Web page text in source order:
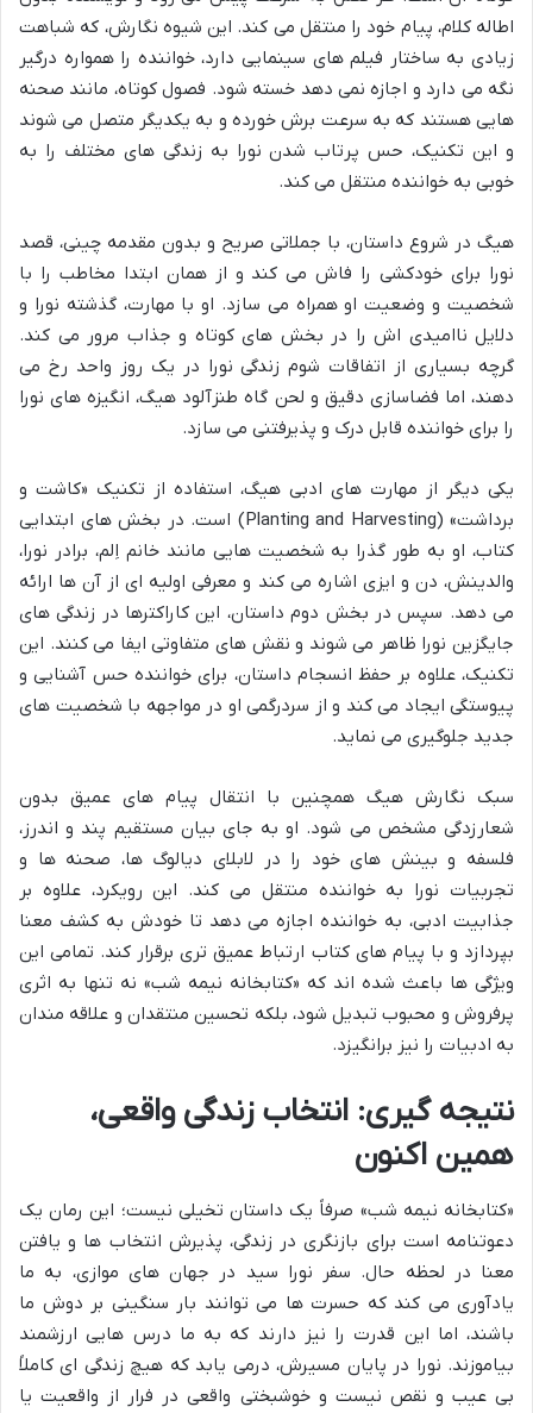
اطاله کلام، پیام خود را منتقل می کند. این شیوه نگارش، که شباهت
زیادی به ساختار فیلم های سینمایی دارد، خواننده را همواره درگیر
نگه می دارد و اجازه نمی دهد خسته شود. فصول کوتاه، مانند صحنه
هایی هستند که به سرعت برش خورده و به یکدیگر متصل می شوند
و این تکنیک، حس پرتاب شدن نورا به زندگی های مختلف را به
خوبی به خواننده منتقل می کند.
هیگ در شروع داستان، با جملاتی صریح و بدون مقدمه چینی، قصد
نورا برای خودکشی را فاش می کند و از همان ابتدا مخاطب را با
شخصیت و وضعیت او همراه می سازد. او با مهارت، گذشته نورا و
دلایل ناامیدی اش را در بخش های کوتاه و جذاب مرور می کند.
گرچه بسیاری از اتفاقات شوم زندگی نورا در یک روز واحد رخ می
دهند، اما فضاسازی دقیق و لحن گاه طنزآلود هیگ، انگیزه های نورا
را برای خواننده قابل درک و پذیرفتنی می سازد.
یکی دیگر از مهارت های ادبی هیگ، استفاده از تکنیک «کاشت و
برداشت» (Planting and Harvesting) است. در بخش های ابتدایی
کتاب، او به طور گذرا به شخصیت هایی مانند خانم اِلم، برادر نورا،
والدینش، دن و ایزی اشاره می کند و معرفی اولیه ای از آن ها ارائه
می دهد. سپس در بخش دوم داستان، این کاراکترها در زندگی های
جایگزین نورا ظاهر می شوند و نقش های متفاوتی ایفا می کنند. این
تکنیک، علاوه بر حفظ انسجام داستان، برای خواننده حس آشنایی و
پیوستگی ایجاد می کند و از سردرگمی او در مواجهه با شخصیت های
جدید جلوگیری می نماید.
سبک نگارش هیگ همچنین با انتقال پیام های عمیق بدون
شعارزدگی مشخص می شود. او به جای بیان مستقیم پند و اندرز،
فلسفه و بینش های خود را در لابلای دیالوگ ها، صحنه ها و
تجربیات نورا به خواننده منتقل می کند. این رویکرد، علاوه بر
جذابیت ادبی، به خواننده اجازه می دهد تا خودش به کشف معنا
بپردازد و با پیام های کتاب ارتباط عمیق تری برقرار کند. تمامی این
ویژگی ها باعث شده اند که «کتابخانه نیمه شب» نه تنها به اثری
پرفروش و محبوب تبدیل شود، بلکه تحسین منتقدان و علاقه مندان
به ادبیات را نیز برانگیزد.
نتیجه گیری: انتخاب زندگی واقعی،
همین اکنون
«کتابخانه نیمه شب» صرفاً یک داستان تخیلی نیست؛ این رمان یک
دعوتنامه است برای بازنگری در زندگی، پذیرش انتخاب ها و یافتن
معنا در لحظه حال. سفر نورا سید در جهان های موازی، به ما
یادآوری می کند که حسرت ها می توانند بار سنگینی بر دوش ما
باشند، اما این قدرت را نیز دارند که به ما درس هایی ارزشمند
بیاموزند. نورا در پایان مسیرش، درمی یابد که هیچ زندگی ای کاملاً
بی عیب و نقص نیست و خوشبختی واقعی در فرار از واقعیت یا